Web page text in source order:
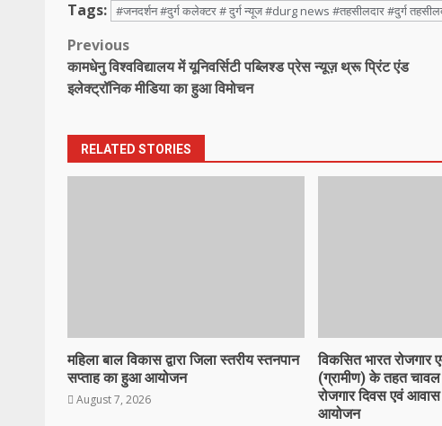
Tags: #जनदर्शन #दुर्ग कलेक्टर # दुर्ग न्यूज #durg news #तहसीलदार #दुर्ग
Post
navigation
Previous
कामधेनु विश्वविद्यालय में यूनिवर्सिटी पब्लिश्ड प्रेस न्यूज़ थ्रू प्रिंट एंड
इलेक्ट्रॉनिक मीडिया का हुआ विमोचन
RELATED STORIES
महिला बाल विकास द्वारा जिला स्तरीय स्तनपान
सप्ताह का हुआ आयोजन
August 7, 2026
विकसित भारत रोजगार
(ग्रामीण) के तहत
रोजगार दिवस एवं
आयोजन